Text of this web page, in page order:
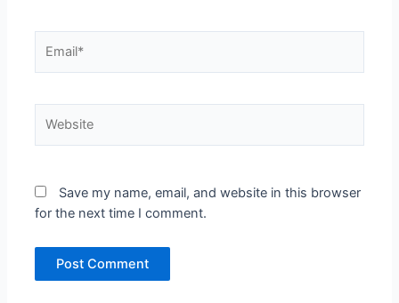
Save my name, email, and website in this browser
for the next time I comment.